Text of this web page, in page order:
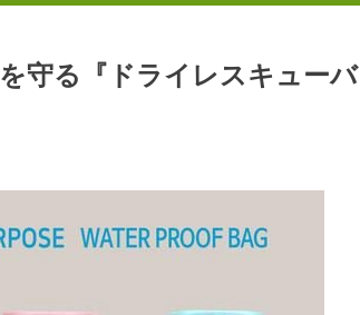
守る『ドライレスキューバ